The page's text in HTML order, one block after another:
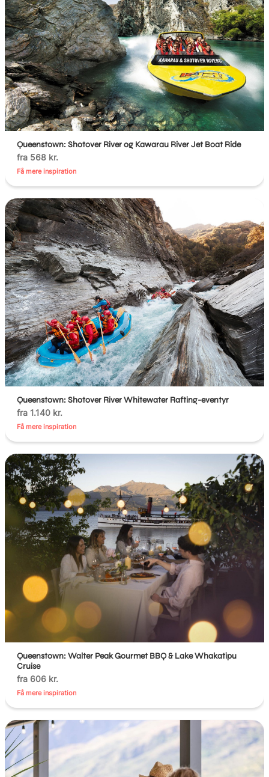
Queenstown: Shotover River og Kawarau River Jet Boat Ride
fra 568 kr.
Få mere inspiration
Queenstown: Shotover River Whitewater Rafting-eventyr
fra 1.140 kr.
Få mere inspiration
Queenstown: Walter Peak Gourmet BBQ & Lake Whakatipu
Cruise
fra 606 kr.
Få mere inspiration